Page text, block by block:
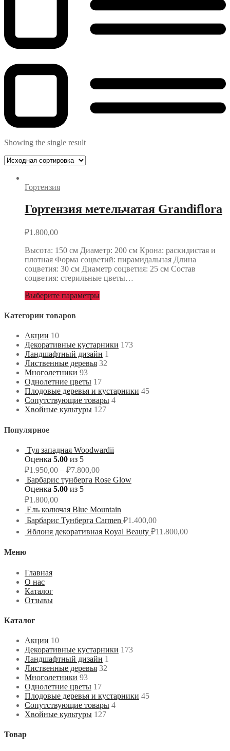
Showing the single result
Гортензия
Гортензия метельчатая Grandiflora
₽1.800,00
Высота: 150 см Диаметр: 200 см Крона: раскидистая и
плотная Форма соцветий: пирамидальная Длина
соцветия: 30 см Диаметр соцветия: 25 см Состав
соцветия: стерильные цветы…
Выберите параметры
Категории товаров
Акции 10
Декоративные кустарники 173
Ландшафтный дизайн 1
Лиственные деревья 32
Многолетники 93
Однолетние цветы 17
Плодовые деревья и кустарники 45
Сопутствующие товары 4
Хвойные культуры 127
Популярное
Туя западная Woodwardii
Оценка 5.00 из 5
₽1.950,00 – ₽7.800,00
Барбарис тунберга Rose Glow
Оценка 5.00 из 5
₽1.800,00
Ель колючая Blue Mountain
Барбарис Тунберга Carmen ₽1.400,00
Яблоня декоративная Royal Beauty ₽11.800,00
Меню
Главная
О нас
Каталог
Отзывы
Каталог
Акции 10
Декоративные кустарники 173
Ландшафтный дизайн 1
Лиственные деревья 32
Многолетники 93
Однолетние цветы 17
Плодовые деревья и кустарники 45
Сопутствующие товары 4
Хвойные культуры 127
Товар